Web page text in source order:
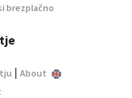
brezplačno
| About